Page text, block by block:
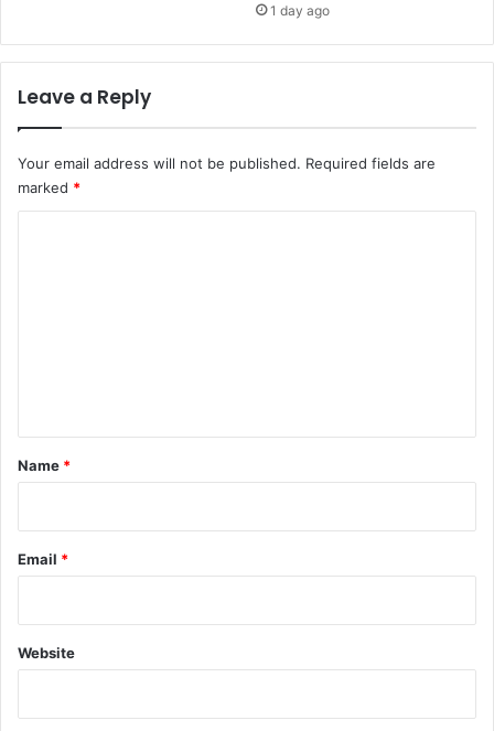
1 day ago
Leave a Reply
Your email address will not be published. Required fields are
marked *
*
Name *
Email *
Website